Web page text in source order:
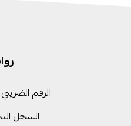
الرقم الضريبي 301297871200003
السجل التجاري